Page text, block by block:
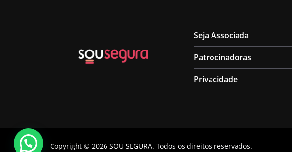
Seja Associada
Patrocinadoras
Privacidade
Copyright © 2026 SOU SEGURA. Todos os direitos reservados.